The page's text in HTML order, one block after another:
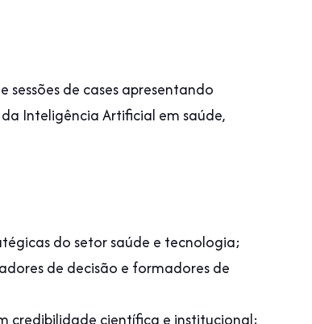
sessões de cases apresentando
Inteligência Artificial em saúde,
do setor saúde e tecnologia;
de decisão e formadores de
credibilidade científica e institucional;